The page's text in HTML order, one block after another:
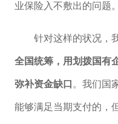
业保险入不敷出的问题。
针对这样的状况，
全国统筹，用划拨国有
弥补资金缺口 。我们国
能够满足当期支付的，